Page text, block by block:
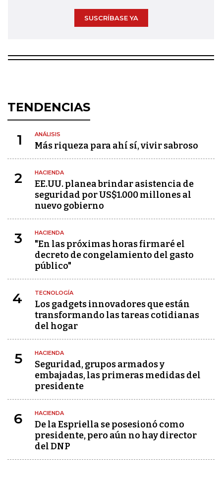
SUSCRÍBASE YA
TENDENCIAS
1 ANÁLISIS
Más riqueza para ahí sí, vivir sabroso
2 HACIENDA
EE.UU. planea brindar asistencia de
seguridad por US$1.000 millones al
nuevo gobierno
3 HACIENDA
"En las próximas horas firmaré el
decreto de congelamiento del gasto
público"
4 TECNOLOGÍA
Los gadgets innovadores que están
transformando las tareas cotidianas
del hogar
5 HACIENDA
Seguridad, grupos armados y
embajadas, las primeras medidas del
presidente
6 HACIENDA
De la Espriella se posesionó como
presidente, pero aún no hay director
del DNP